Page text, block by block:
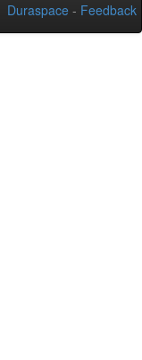
Duraspace - Feedback